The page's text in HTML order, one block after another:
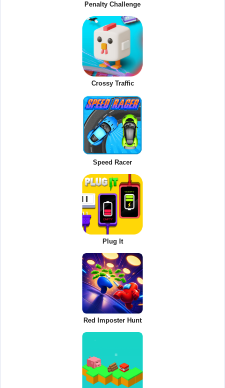
Penalty Challenge
Crossy Traffic
Speed Racer
Plug It
Red Imposter Hunt